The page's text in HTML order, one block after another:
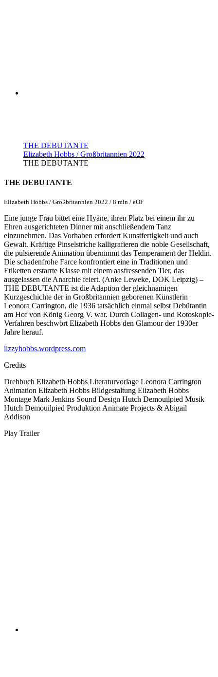
THE DEBUTANTE
Elizabeth Hobbs / Großbritannien 2022
THE DEBUTANTE
THE DEBUTANTE
Elizabeth Hobbs / Großbritannien 2022 / 8 min / eOF
Eine junge Frau bittet eine Hyäne, ihren Platz bei einem ihr zu
Ehren ausgerichteten Dinner mit anschließendem Tanz
einzunehmen. Das Vorhaben erfordert Kunstfertigkeit und auch
Gewalt. Kräftige Pinselstriche kalligrafieren die noble Gesellschaft,
die pulsierende Animation übernimmt das Temperament der Heldin.
Die schadenfrohe Farce konfrontiert eine in Traditionen und
Etiketten erstarrte Klasse mit einem aasfressenden Tier, das
ausgelassen die Anarchie feiert. (Anke Leweke, DOK Leipzig) –
THE DEBUTANTE ist die Adaption der gleichnamigen
Kurzgeschichte der in Großbritannien geborenen Künstlerin
Leonora Carrington, die 1936 tatsächlich einmal selbst Debütantin
am Hof von König Georg V. war. Durch Collagen- und Rotoskopie-
Verfahren beschwört Elizabeth Hobbs den Glamour der 1930er
Jahre herauf.
lizzyhobbs.wordpress.com
Credits
Drehbuch Elizabeth Hobbs Literaturvorlage Leonora Carrington
Animation Elizabeth Hobbs Bildgestaltung Elizabeth Hobbs
Montage Mark Jenkins Sound Design Hutch Demouilpied Musik
Hutch Demouilpied Produktion Animate Projects & Abigail
Addison
Play Trailer